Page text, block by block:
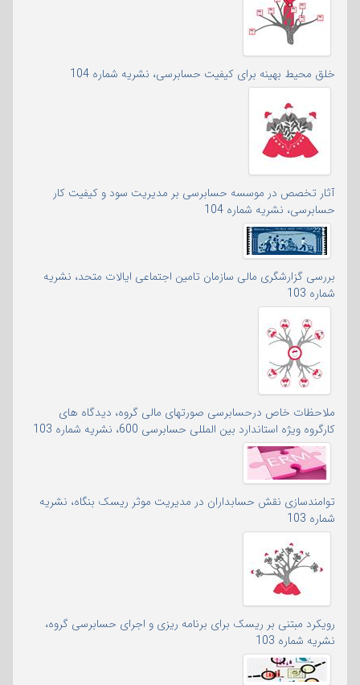
خلق محیط بهینه برای کیفیت حسابرسی، نشریه شماره 104
آثار تخصص در موسسه حسابرسی بر مدیریت سود و کیفیت کار
حسابرسی، نشریه شماره 104
بررسی گزارشگری مالی سازمان تامین اجتماعی ایالات متحد، نشریه
شماره 103
ملاحظات خاص درحسابرسی صورتهای مالی گروه، دیدگاه های
کارگروه ویژه استاندارد بین المللی حسابرسی 600، نشریه شماره 103
توامندسازی نقش حسابداران در مدیریت موثر ریسک بنگاه، نشریه
شماره 103
رویکرد مبتنی بر ریسک برای برنامه ریزی و اجرای حسابرسی گروه،
نشریه شماره 103